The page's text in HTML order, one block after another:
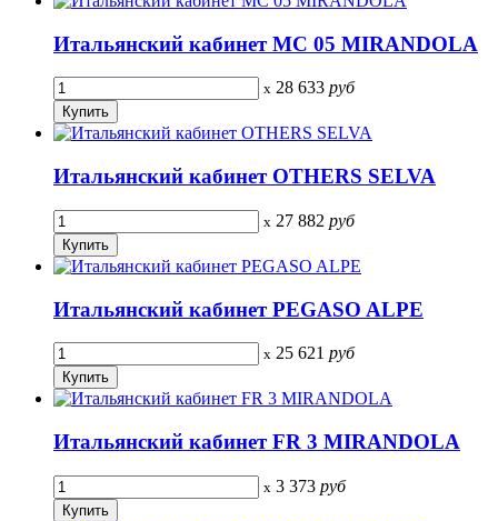
Итальянский кабинет MC 05 MIRANDOLA
x 28 633 руб
Итальянский кабинет OTHERS SELVA
x 27 882 руб
Итальянский кабинет PEGASO ALPE
x 25 621 руб
Итальянский кабинет FR 3 MIRANDOLA
x 3 373 руб